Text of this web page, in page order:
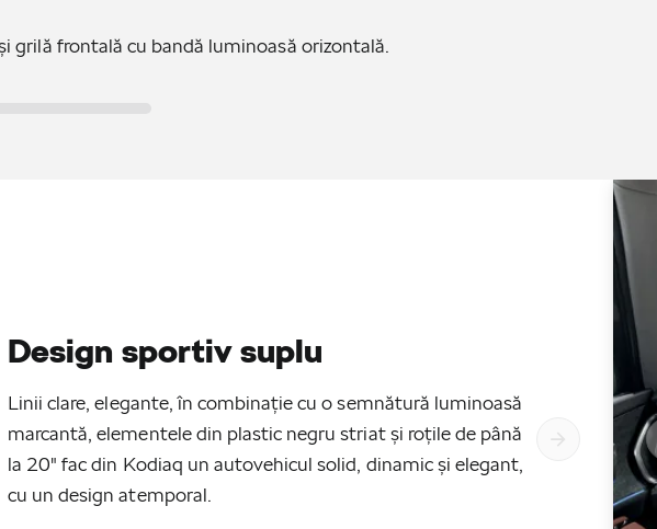
grilă frontală cu bandă luminoasă orizontală.
Design sportiv suplu
Linii clare, elegante, în combinație cu o semnătură luminoasă
marcantă, elementele din plastic negru striat și roțile de până
la 20" fac din Kodiaq un autovehicul solid, dinamic și elegant,
cu un design atemporal.